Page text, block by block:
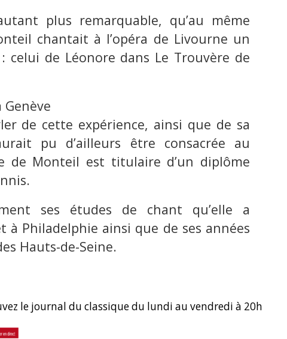
plus remarquable, qu’au même
chantait à l’opéra de Livourne un
de Léonore dans Le Trouvère de
de cette expérience, ainsi que de sa
pu d’ailleurs être consacrée au
de Monteil est titulaire d’un diplôme
ses études de chant qu’elle a
à Philadelphie ainsi que de ses années
Hauts-de-Seine.
le journal du classique du lundi au vendredi à 20h